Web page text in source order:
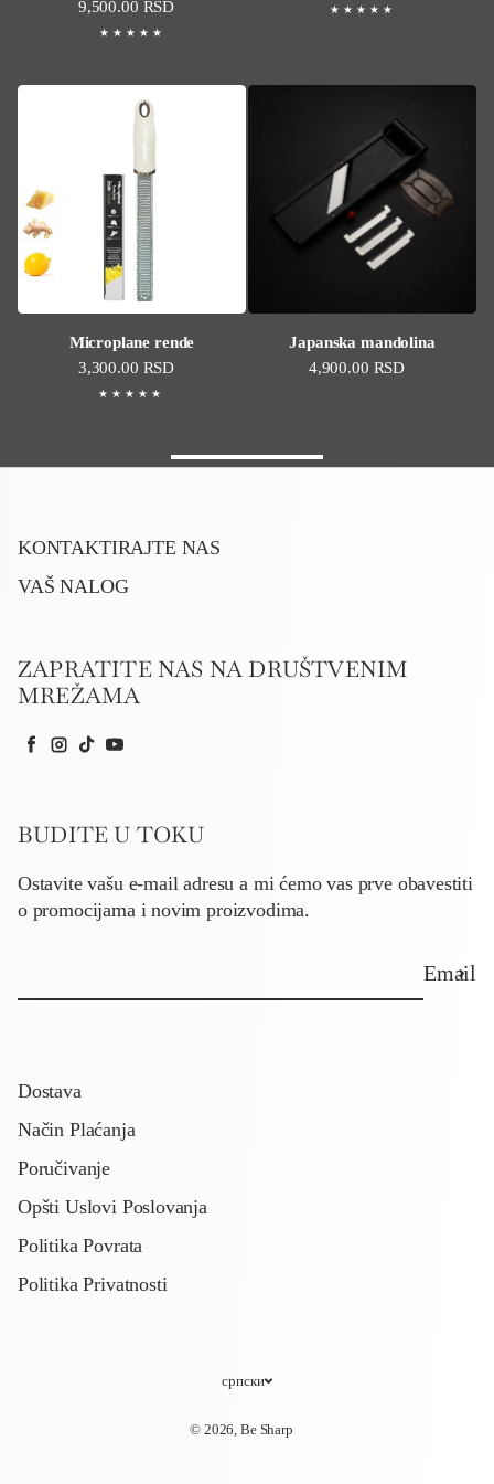
Standardna cena
9,500.00 RSD
Microplane rende
Standardna cena
3,300.00 RSD
Japanska mandolina
Standardna cena
4,900.00 RSD
KONTAKTIRAJTE NAS
VAŠ NALOG
ZAPRATITE NAS NA DRUŠTVENIM
MREŽAMA
Facebook
Instagram
TikTokYouTube
BUDITE U TOKU
Ostavite vašu e-mail adresu a mi ćemo vas prve obavestiti
o promocijama i novim proizvodima.
Email
Dostava
Način Plaćanja
Poručivanje
Opšti Uslovi Poslovanja
Politika Povrata
Politika Privatnosti
српски
© 2026, Be Sharp